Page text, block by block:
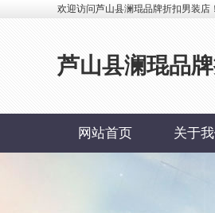
欢迎访问芦山县澜琨品牌折扣男装店！
芦山县澜琨品
网站首页 关于